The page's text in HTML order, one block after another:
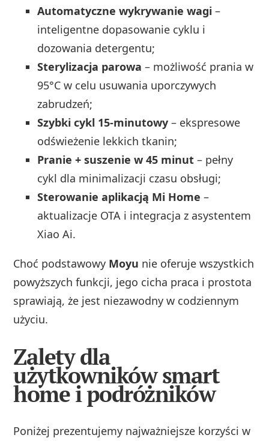
Automatyczne wykrywanie wagi –
inteligentne dopasowanie cyklu i
dozowania detergentu;
Sterylizacja parowa – możliwość prania w
95°C w celu usuwania uporczywych
zabrudzeń;
Szybki cykl 15-minutowy – ekspresowe
odświeżenie lekkich tkanin;
Pranie + suszenie w 45 minut – pełny
cykl dla minimalizacji czasu obsługi;
Sterowanie aplikacją Mi Home –
aktualizacje OTA i integracja z asystentem
Xiao Ai.
Choć podstawowy Moyu nie oferuje wszystkich
powyższych funkcji, jego cicha praca i prostota
sprawiają, że jest niezawodny w codziennym
użyciu.
Zalety dla
użytkowników smart
home i podróżników
Poniżej prezentujemy najważniejsze korzyści w